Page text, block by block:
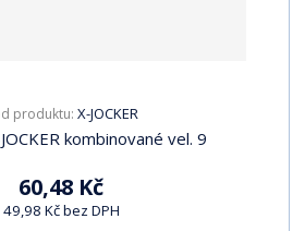
produktu: X-JOCKER
kombinované vel. 9
60,48 Kč
49,98 Kč bez DPH